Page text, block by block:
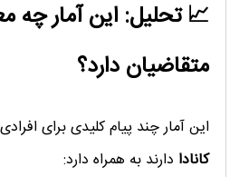
📈 تحلیل: این آمار چه
متقاضیان دارد؟
این آمار چند پیام کلیدی برای
کانادا دارند به همراه دارد: